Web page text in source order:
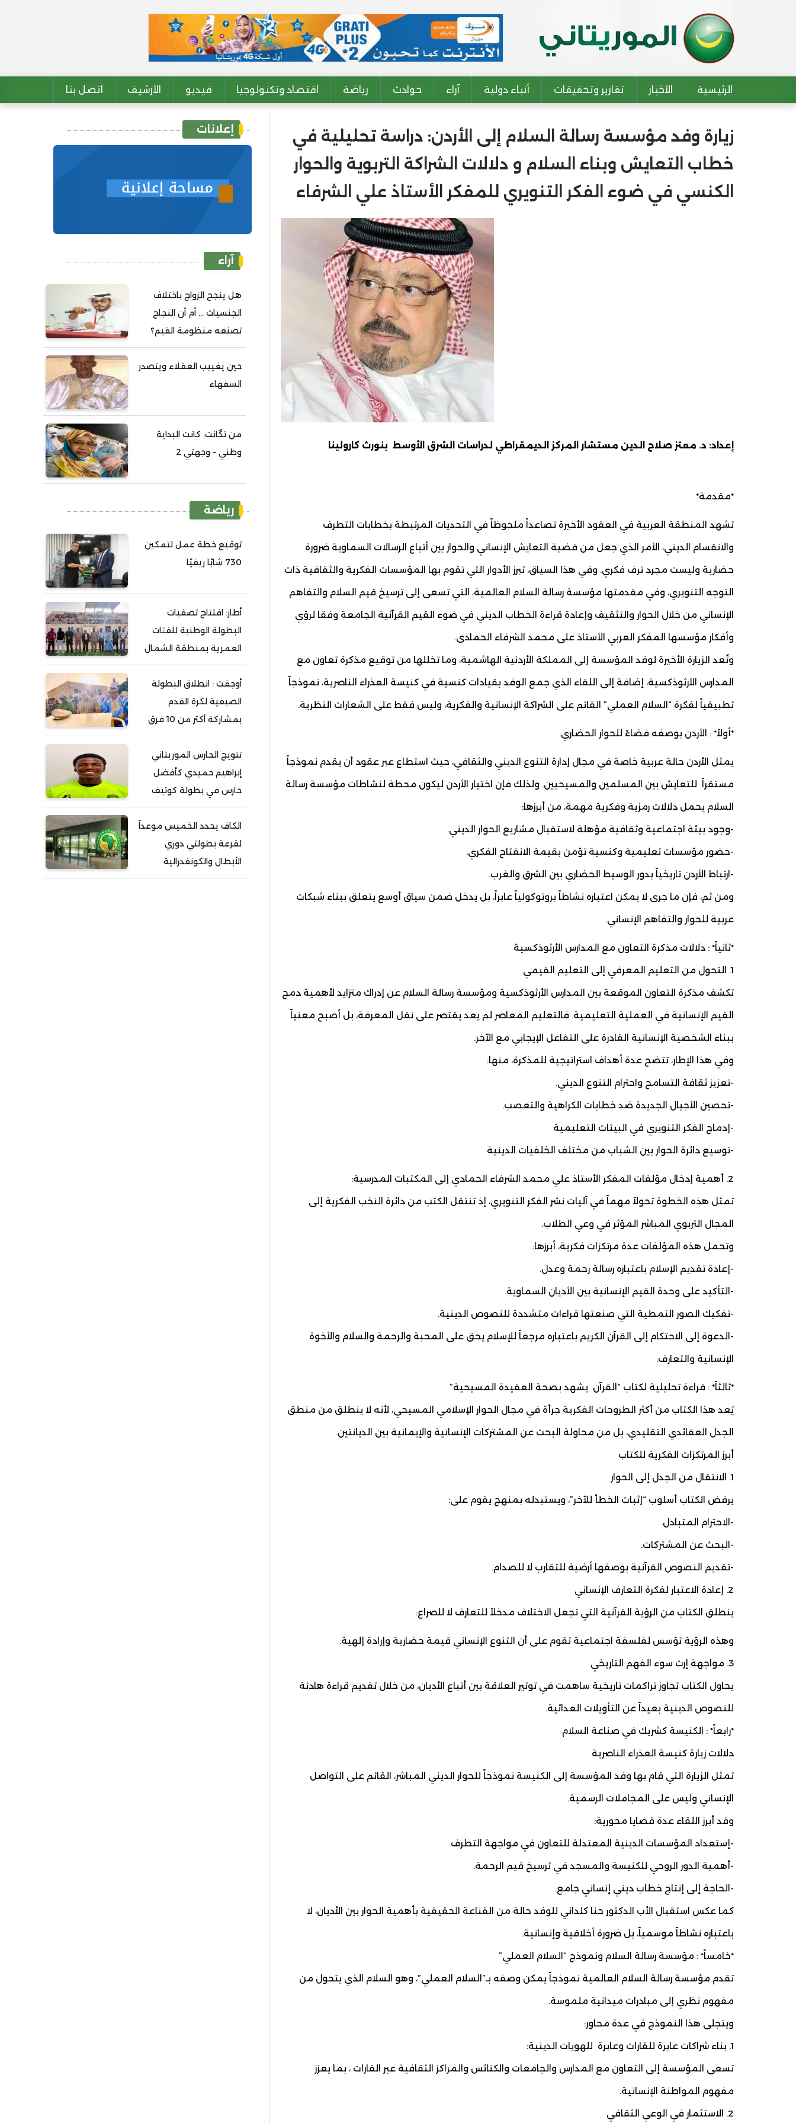
Main navigation
الرئيسية الأخبار تقارير وتحقيقات أنباء دولية آراء حوادث رياضة اقتصاد وتكنولوجيا فيديو الأرشيف اتصل بنا
زيارة وفد مؤسسة رسالة السلام إلى الأردن: دراسة تحليلية في
خطاب التعايش وبناء السلام و دلالات الشراكة التربوية والحوار
الكنسي في ضوء الفكر التنويري للمفكر الأستاذ علي الشرفاء
إعداد: د. معتز صلاح الدين مستشار المركز الديمقراطي لدراسات الشرق الأوسط بنورث كارولينا
*مقدمة*
تشهد المنطقة العربية في العقود الأخيرة تصاعداً ملحوظاً في التحديات المرتبطة بخطابات التطرف
والانقسام الديني، الأمر الذي جعل من قضية التعايش الإنساني والحوار بين أتباع الرسالات السماوية ضرورة
حضارية وليست مجرد ترف فكري. وفي هذا السياق، تبرز الأدوار التي تقوم بها المؤسسات الفكرية والثقافية ذات
التوجه التنويري، وفي مقدمتها مؤسسة رسالة السلام العالمية، التي تسعى إلى ترسيخ قيم السلام والتفاهم
الإنساني من خلال الحوار والتثقيف وإعادة قراءة الخطاب الديني في ضوء القيم القرآنية الجامعة وفقا لرؤي
وأفكار مؤسسها المفكر العربي الأستاذ على محمد الشرفاء الحمادى.
وتُعد الزيارة الأخيرة لوفد المؤسسة إلى المملكة الأردنية الهاشمية، وما تخللها من توقيع مذكرة تعاون مع
المدارس الأرثوذكسية، إضافة إلى اللقاء الذي جمع الوفد بقيادات كنسية في كنيسة العذراء الناصرية، نموذجاً
تطبيقياً لفكرة “السلام العملي” القائم على الشراكة الإنسانية والفكرية، وليس فقط على الشعارات النظرية.
*أولاً* : الأردن بوصفه فضاءً للحوار الحضاري:
يمثل الأردن حالة عربية خاصة في مجال إدارة التنوع الديني والثقافي، حيث استطاع عبر عقود أن يقدم نموذجاً
مستقراً للتعايش بين المسلمين والمسيحيين. ولذلك فإن اختيار الأردن ليكون محطة لنشاطات مؤسسة رسالة
السلام يحمل دلالات رمزية وفكرية مهمة، من أبرزها:
-وجود بيئة اجتماعية وثقافية مؤهلة لاستقبال مشاريع الحوار الديني.
-حضور مؤسسات تعليمية وكنسية تؤمن بقيمة الانفتاح الفكري.
-ارتباط الأردن تاريخياً بدور الوسيط الحضاري بين الشرق والغرب.
ومن ثم، فإن ما جرى لا يمكن اعتباره نشاطاً بروتوكولياً عابراً، بل يدخل ضمن سياق أوسع يتعلق ببناء شبكات
عربية للحوار والتفاهم الإنساني.
*ثانياً* : دلالات مذكرة التعاون مع المدارس الأرثوذكسية
1. التحول من التعليم المعرفي إلى التعليم القيمي
تكشف مذكرة التعاون الموقعة بين المدارس الأرثوذكسية ومؤسسة رسالة السلام عن إدراك متزايد لأهمية دمج
القيم الإنسانية في العملية التعليمية. فالتعليم المعاصر لم يعد يقتصر على نقل المعرفة، بل أصبح معنياً
ببناء الشخصية الإنسانية القادرة على التفاعل الإيجابي مع الآخر.
وفي هذا الإطار، تتضح عدة أهداف استراتيجية للمذكرة، منها:
-تعزيز ثقافة التسامح واحترام التنوع الديني.
-تحصين الأجيال الجديدة ضد خطابات الكراهية والتعصب.
-إدماج الفكر التنويري في البيئات التعليمية
-توسيع دائرة الحوار بين الشباب من مختلف الخلفيات الدينية
2. أهمية إدخال مؤلفات المفكر الأستاذ علي محمد الشرفاء الحمادي إلى المكتبات المدرسية:
تمثل هذه الخطوة تحولاً مهماً في آليات نشر الفكر التنويري، إذ تنتقل الكتب من دائرة النخب الفكرية إلى
المجال التربوي المباشر المؤثر في وعي الطلاب.
وتحمل هذه المؤلفات عدة مرتكزات فكرية، أبرزها:
-إعادة تقديم الإسلام باعتباره رسالة رحمة وعدل.
-التأكيد على وحدة القيم الإنسانية بين الأديان السماوية.
-تفكيك الصور النمطية التي صنعتها قراءات متشددة للنصوص الدينية.
-الدعوة إلى الاحتكام إلى القرآن الكريم باعتباره مرجعاً للإسلام يحق على المحبة والرحمة والسلام والأخوة
الإنسانية والتعارف.
*ثالثاً* : قراءة تحليلية لكتاب “القرآن يشهد بصحة العقيدة المسيحية”
يُعد هذا الكتاب من أكثر الطروحات الفكرية جرأة في مجال الحوار الإسلامي المسيحي، لأنه لا ينطلق من منطق
الجدل العقائدي التقليدي، بل من محاولة البحث عن المشتركات الإنسانية والإيمانية بين الديانتين.
أبرز المرتكزات الفكرية للكتاب
1. الانتقال من الجدل إلى الحوار
يرفض الكتاب أسلوب “إثبات الخطأ للآخر”، ويستبدله بمنهج يقوم على:
-الاحترام المتبادل.
-البحث عن المشتركات.
-تقديم النصوص القرآنية بوصفها أرضية للتقارب لا للصدام.
2. إعادة الاعتبار لفكرة التعارف الإنساني
ينطلق الكتاب من الرؤية القرآنية التي تجعل الاختلاف مدخلاً للتعارف لا للصراع:
وهذه الرؤية تؤسس لفلسفة اجتماعية تقوم على أن التنوع الإنساني قيمة حضارية وإرادة إلهية.
3. مواجهة إرث سوء الفهم التاريخي
يحاول الكتاب تجاوز تراكمات تاريخية ساهمت في توتير العلاقة بين أتباع الأديان، من خلال تقديم قراءة هادئة
للنصوص الدينية بعيداً عن التأويلات العدائية.
*رابعاً* : الكنيسة كشريك في صناعة السلام
دلالات زيارة كنيسة العذراء الناصرية
تمثل الزيارة التي قام بها وفد المؤسسة إلى الكنيسة نموذجاً للحوار الديني المباشر، القائم على التواصل
الإنساني وليس على المجاملات الرسمية.
وقد أبرز اللقاء عدة قضايا محورية:
-إستعداد المؤسسات الدينية المعتدلة للتعاون في مواجهة التطرف.
-أهمية الدور الروحي للكنيسة والمسجد في ترسيخ قيم الرحمة.
-الحاجة إلى إنتاج خطاب ديني إنساني جامع.
كما عكس استقبال الأب الدكتور حنا كلداني للوفد حالة من القناعة الحقيقية بأهمية الحوار بين الأديان، لا
باعتباره نشاطاً موسمياً، بل ضرورة أخلاقية وإنسانية.
*خامساً* : مؤسسة رسالة السلام ونموذج “السلام العملي”
تقدم مؤسسة رسالة السلام العالمية نموذجاً يمكن وصفه بـ”السلام العملي”، وهو السلام الذي يتحول من
مفهوم نظري إلى مبادرات ميدانية ملموسة.
ويتجلى هذا النموذج في عدة محاور:
1. بناء شراكات عابرة للقارات وعابرة للهويات الدينية:
تسعى المؤسسة إلى التعاون مع المدارس والجامعات والكنائس والمراكز الثقافية عبر القارات ، بما يعزز
مفهوم المواطنة الإنسانية.
2. الاستثمار في الوعي الثقافي
إعلانات
آراء
هل ينجح الزواج باختلاف
الجنسيات ... أم أن النجاح
تصنعه منظومة القيم؟
حين يغييب العقلاء ويتصدر
السفهاء
من تگانت، كانت البداية
وطني – وجهتي 2
رياضة
توقيع خطة عمل لتمكين
730 شابًا ريفيًا
أطار: افتتاح تصفيات
البطولة الوطنية للفئات
العمرية بمنطقة الشمال
أوجفت : انطلاق البطولة
الصيفية لكرة القدم
بمشاركة أكثر من 10 فرق
تتويج الحارس الموريتاني
إبراهيم حميدي كأفضل
حارس في بطولة كوتيف
الكاف يحدد الخميس موعداً
لقرعة بطولتي دوري
الأبطال والكونفدرالية